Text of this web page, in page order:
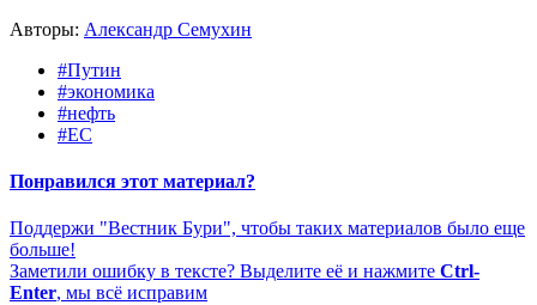
Авторы: Александр Семухин
#Путин
#экономика
#нефть
#ЕС
Понравился этот материал?
Поддержи "Вестник Бури", чтобы таких материалов было еще
больше!
Заметили ошибку в тексте? Выделите её и нажмите Ctrl-
Enter, мы всё исправим